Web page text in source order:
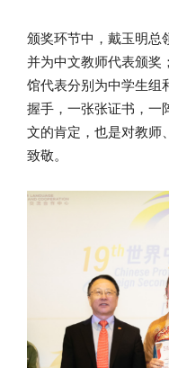
颁奖环节中，戴玉明总
并为中文教师代表颁奖
馆代表分别为中学生组
握手，一张张证书，一
文的肯定，也是对教师
致敬。